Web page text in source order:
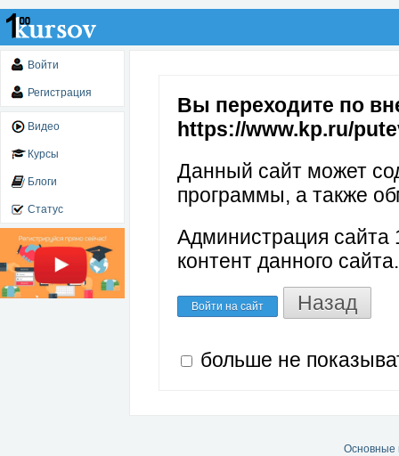
Войти
Регистрация
Видео
Курсы
Блоги
Статус
Вы переходите по
https://www.kp.ru/
Данный сайт может
программы, а также
Администрация сайта
контент данного сайта.
Войти на сайт Назад
больше не
Основные